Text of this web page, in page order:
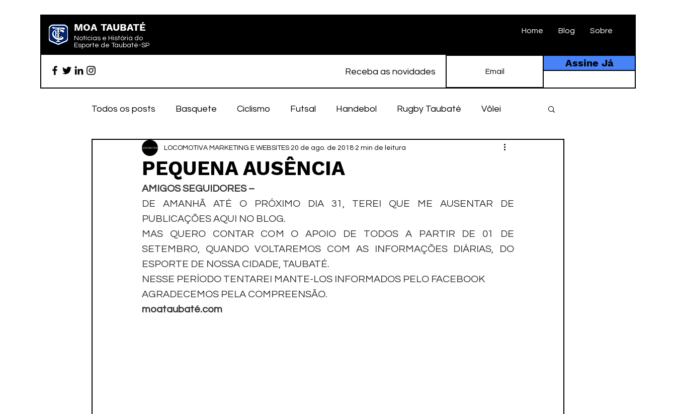
MOA TAUBATÉ
Notícias e História do
Esporte de Taubaté-SP
Home Blog Sobre
Receba as novidades
Assine Já
Todos os posts Basquete Ciclismo Futsal Handebol Rugby Taubaté Vôlei
Futebol profissional Esporte Feminino Atletismo EC Taubaté História
Categoria de base Paralímpico
Paratletismo
PEQUENA AUSÊNCIA
LOCOMOTIVA MARKETING E WEBSITES 20 de ago. de 2018 2 min de leitura
AMIGOS SEGUIDORES –
DE AMANHÃ ATÉ O PRÓXIMO DIA 31, TEREI QUE ME AUSENTAR DE
PUBLICAÇÕES AQUI NO BLOG.
MAS QUERO CONTAR COM O APOIO DE TODOS A PARTIR DE 01 DE
SETEMBRO, QUANDO VOLTAREMOS COM AS INFORMAÇÕES DIÁRIAS, DO
ESPORTE DE NOSSA CIDADE, TAUBATÉ.
NESSE PERÍODO TENTAREI MANTE-LOS INFORMADOS PELO FACEBOOK
AGRADECEMOS PELA COMPREENSÃO.
moataubaté.com